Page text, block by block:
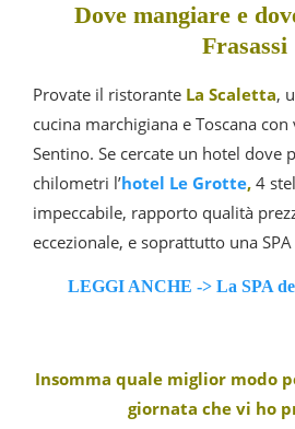
Dove mangiare e
Frasassi
Provate il ristorante La Scaletta,
cucina marchigiana e Toscana
Sentino. Se cercate un hotel dove
chilometri l’hotel Le Grotte, 4
impeccabile, rapporto qualità
eccezionale, e soprattutto una
LEGGI ANCHE -> La SPA
Insomma quale miglior modo
giornata che vi ho